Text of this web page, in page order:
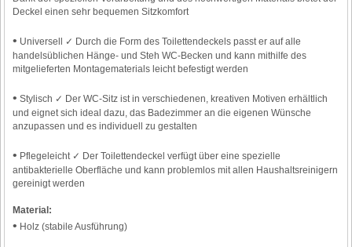
Deckel einen sehr bequemen Sitzkomfort
• Universell ✓ Durch die Form des Toilettendeckels passt er auf alle
handelsüblichen Hänge- und Steh WC-Becken und kann mithilfe des
mitgelieferten Montagematerials leicht befestigt werden
• Stylisch ✓ Der WC-Sitz ist in verschiedenen, kreativen Motiven erhältlich
und eignet sich ideal dazu, das Badezimmer an die eigenen Wünsche
anzupassen und es individuell zu gestalten
• Pflegeleicht ✓ Der Toilettendeckel verfügt über eine spezielle
antibakterielle Oberfläche und kann problemlos mit allen Haushaltsreinigern
gereinigt werden
Material:
• Holz (stabile Ausführung)